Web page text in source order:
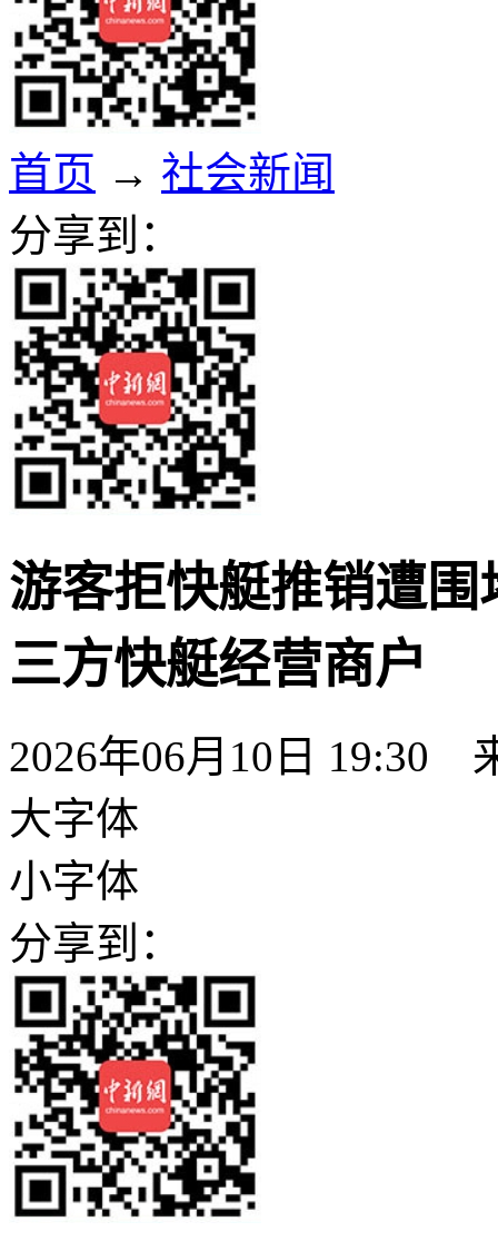
首页 → 社会新闻
分享到：
游客拒快艇推销遭
三方快艇经营商户
2026年06月10日 19:30
大字体
小字体
分享到：